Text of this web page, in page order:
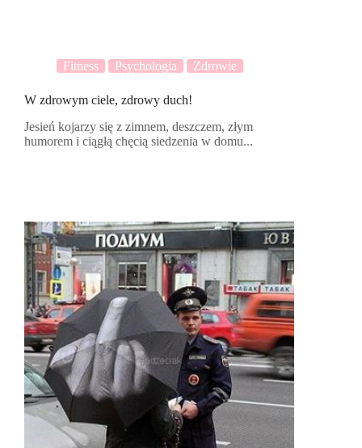
Fitness Psychologia Zdrowie
W zdrowym ciele, zdrowy duch!
Jesień kojarzy się z zimnem, deszczem, złym
humorem i ciągłą chęcią siedzenia w domu...